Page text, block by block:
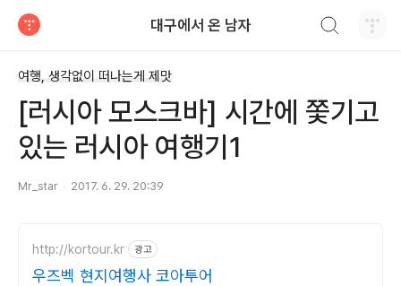
대구에서 온 남자
여행, 생각없이 떠나는게 제맛
[러시아 모스크바] 시간에 쫓기고
있는 러시아 여행기1
Mr_star 2017. 6. 29. 20:39
http://kortour.kr 광고
우즈벡 현지여행사 코아투어